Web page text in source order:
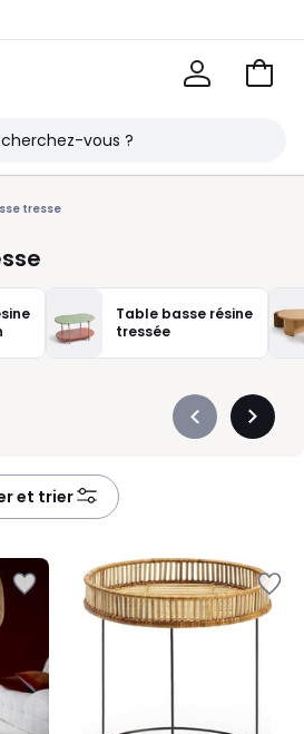
Voir
tresse
Table basse résine
tressée
Précédent
et trier